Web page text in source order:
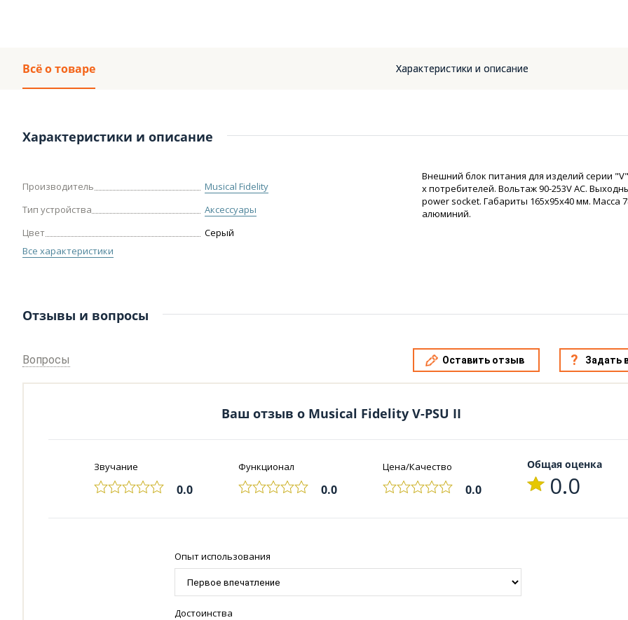
Всё о товаре Характеристики и описание
Характеристики и описание
Производитель
Musical Fidelity
Тип устройства
Аксессуары
Цвет
Серый
Все характеристики
Внешний блок питания для изделий серии
х потребителей. Вольтаж 90-253V AC.
power socket. Габариты 165х95х40 мм. Масса
алюминий.
Отзывы и вопросы
Вопросы Оставить отзыв Задать
Ваш отзыв о Musical Fidelity V-PSU II
Звучание
0.0
Функционал
0.0
Цена/Качество
0.0
Общая оценка
0.0
Опыт использования
Достоинства